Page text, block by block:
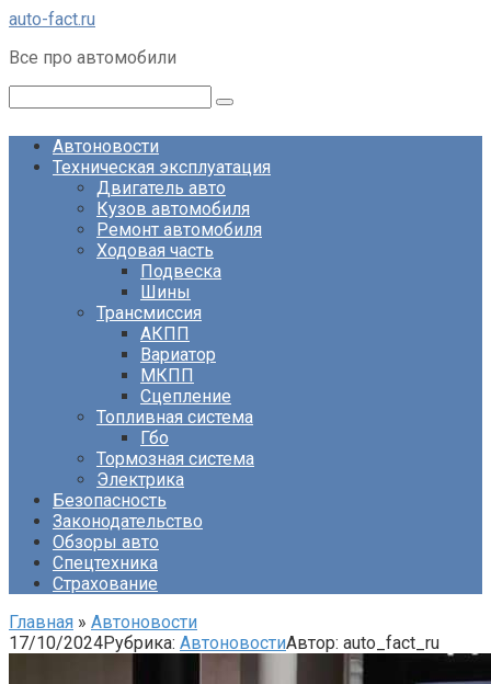
Перейти
контенту
auto-fact.ru
Все про автомобили
Автоновости
Техническая эксплуатация
Двигатель авто
Кузов автомобиля
Ремонт автомобиля
Ходовая часть
Подвеска
Шины
Трансмиссия
АКПП
Вариатор
МКПП
Сцепление
Топливная система
Гбо
Тормозная система
Электрика
Безопасность
Законодательство
Обзоры авто
Спецтехника
Страхование
Главная » Автоновости
17/10/2024Рубрика: АвтоновостиАвтор: auto_fact_ru